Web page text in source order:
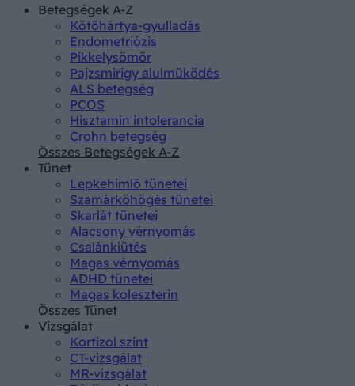
Betegségek A-Z
Kötőhártya-gyulladás
Endometriózis
Pikkelysömör
Pajzsmirigy alulműködés
ALS betegség
PCOS
Hisztamin intolerancia
Crohn betegség
Összes Betegségek A-Z
Tünet
Lepkehimlő tünetei
Szamárköhögés tünetei
Skarlát tünetei
Alacsony vérnyomás
Csalánkiütés
Magas vérnyomás
ADHD tünetei
Magas koleszterin
Összes Tünet
Vizsgálat
Kortizol szint
CT-vizsgálat
MR-vizsgálat